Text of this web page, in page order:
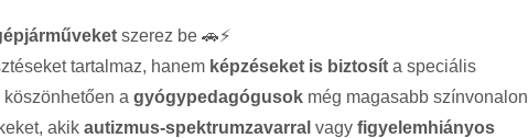
szerez be 🚗⚡
tartalmaz, hanem képzéseket is biztosít a speciális
a gyógypedagógusok még magasabb színvonalon
akik autizmus-spektrumzavarral vagy figyelemhiányos